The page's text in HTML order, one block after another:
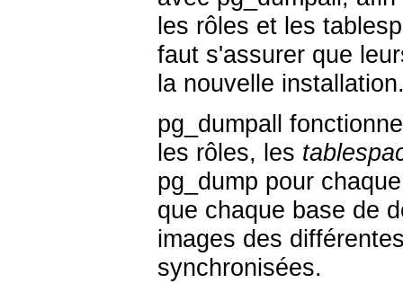
les rôles et les
faut s'assurer que
la nouvelle
pg_dumpall
les rôles, les
pg_dump pour
que chaque base de
images des
synchronisées.